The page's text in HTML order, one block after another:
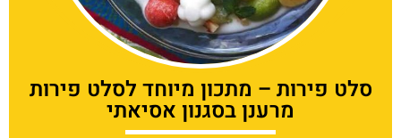
סלט פירות – מתכון מיוחד לסלט פירות
מרענן בסגנון אסיאתי